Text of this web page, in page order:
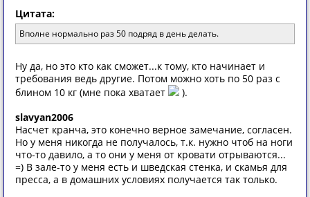
Цитата:
Вполне нормально раз 50 подряд в день делать.
Ну да, но это кто как сможет...к тому, кто начинает и
требования ведь другие. Потом можно хоть по 50 раз с
блином 10 кг (мне пока хватает
).
slavyan2006
Насчет кранча, это конечно верное замечание, согласен.
Но у меня никогда не получалось, т.к. нужно чтоб на ноги
что-то давило, а то они у меня от кровати отрываются...
=) В зале-то у меня есть и шведская стенка, и скамья для
пресса, а в домашних условиях получается так только.